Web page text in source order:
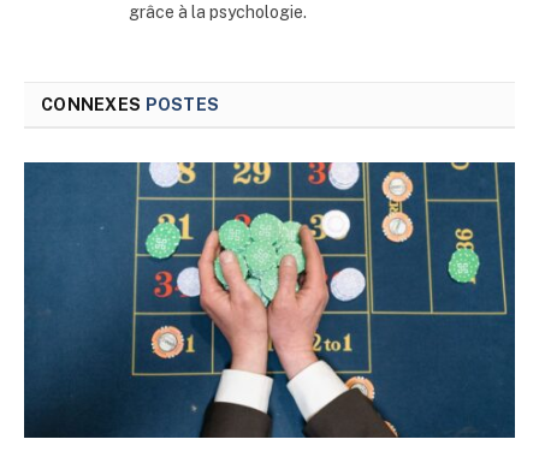
grâce à la psychologie.
CONNEXES POSTES